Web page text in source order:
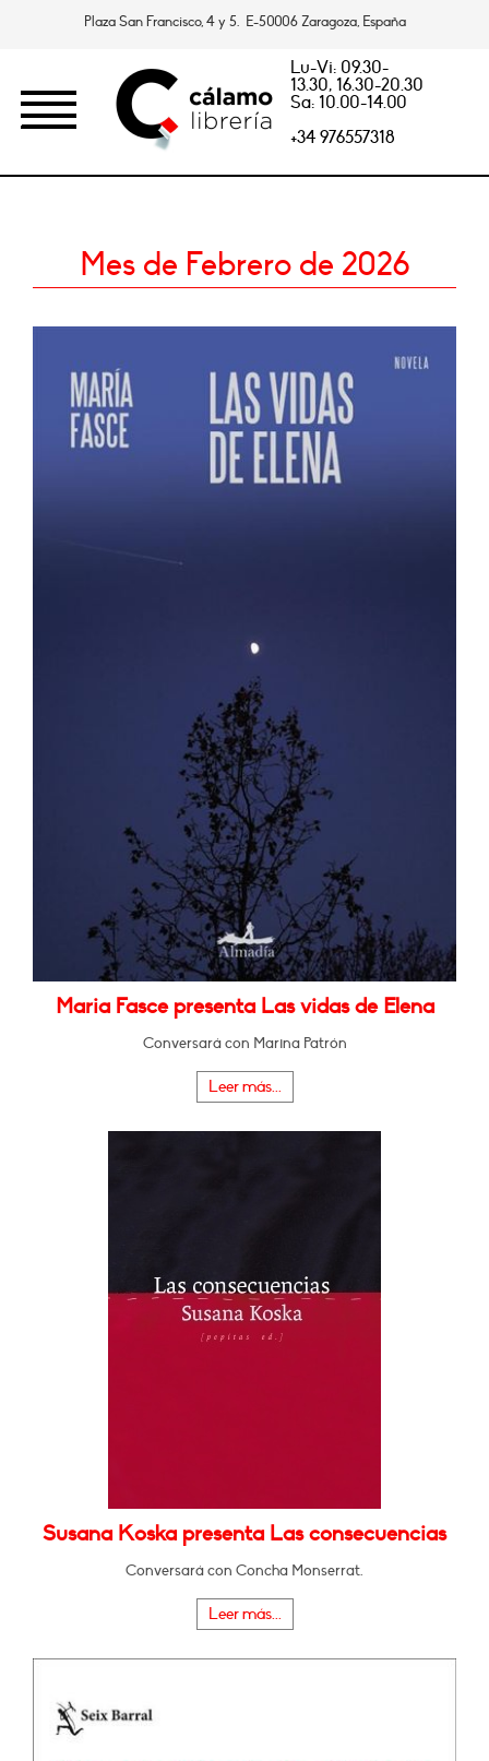
Plaza San Francisco, 4 y 5. E-50006 Zaragoza, España
Lu-Vi: 09.30-
13.30, 16.30-20.30
Sa: 10.00-14.00
+34 976557318
Mes de Febrero de 2026
Maria Fasce presenta Las vidas de Elena
Conversará con Marina Patrón
Leer más...
Susana Koska presenta Las consecuencias
Conversará con Concha Monserrat.
Leer más...